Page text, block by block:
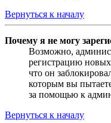
Вернуться к началу
Почему я не могу
Возможно,
регистрацию
что он
которым вы
за помощью к
Вернуться к началу